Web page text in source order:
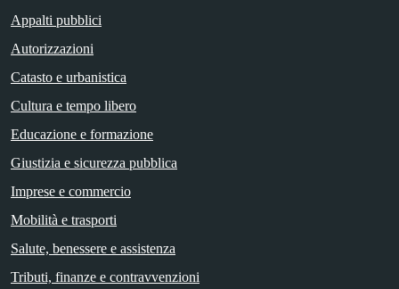
Appalti pubblici
Autorizzazioni
Catasto e urbanistica
Cultura e tempo libero
Educazione e formazione
Giustizia e sicurezza pubblica
Imprese e commercio
Mobilità e trasporti
Salute, benessere e assistenza
Tributi, finanze e contravvenzioni